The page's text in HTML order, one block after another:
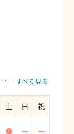
フェレット
すべて見る
土 日
祝
● ー ー